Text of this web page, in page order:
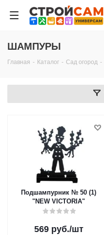
ШАМПУРЫ
Главная - Каталог - Сад огород -
Подшампурник № 50 (1)
"NEW VICTORIA"
569руб./шт